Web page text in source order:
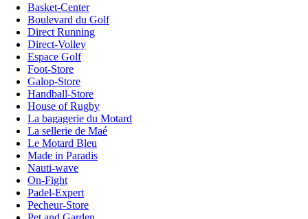
Basket-Center
Boulevard du Golf
Direct Running
Direct-Volley
Espace Golf
Foot-Store
Galop-Store
Handball-Store
House of Rugby
La bagagerie du Motard
La sellerie de Maé
Le Motard Bleu
Made in Paradis
Nauti-wave
On-Fight
Padel-Expert
Pecheur-Store